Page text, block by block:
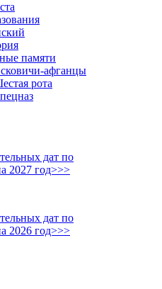
памяти
афганцы
рота
дат по
2027 год>>>
дат по
2026 год>>>